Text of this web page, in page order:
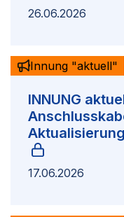
26.06.2026
INNUNG
Innung "aktuell"
17.06.2026